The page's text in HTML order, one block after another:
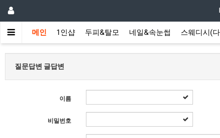
메인 1인샵 두피&탈모 네일&속눈썹 스웨디시(
질문답변 글답변
이름
비밀번호